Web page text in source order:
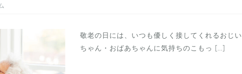
敬老の日には、いつも優しく接してくれるおじい
ちゃん・おばあちゃんに気持ちのこもっ […]